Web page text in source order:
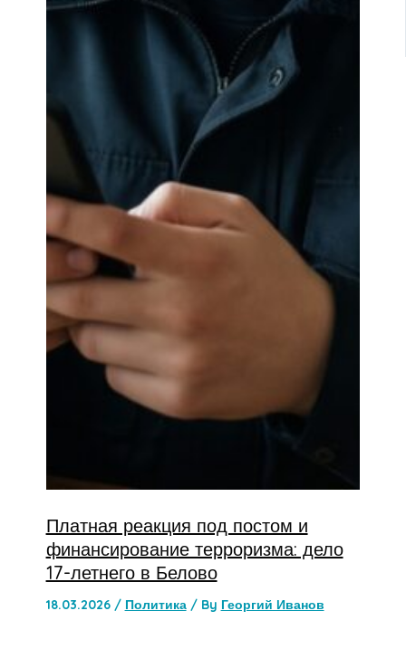
Платная реакция под постом и
финансирование терроризма: дело
17-летнего в Белово
18.03.2026 / Политика/ By Георгий Иванов